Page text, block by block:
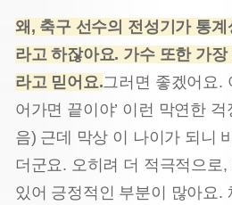
왜, 축구 선수의 전성기가 통계
라고 하잖아요. 가수 또한 가
라고 믿어요.그러면 좋겠어요.
어가면 끝이야’ 이런 막연한
음) 근데 막상 이 나이가 되니
더군요. 오히려 더 적극적으로
있어 긍정적인 부분이 많아요.